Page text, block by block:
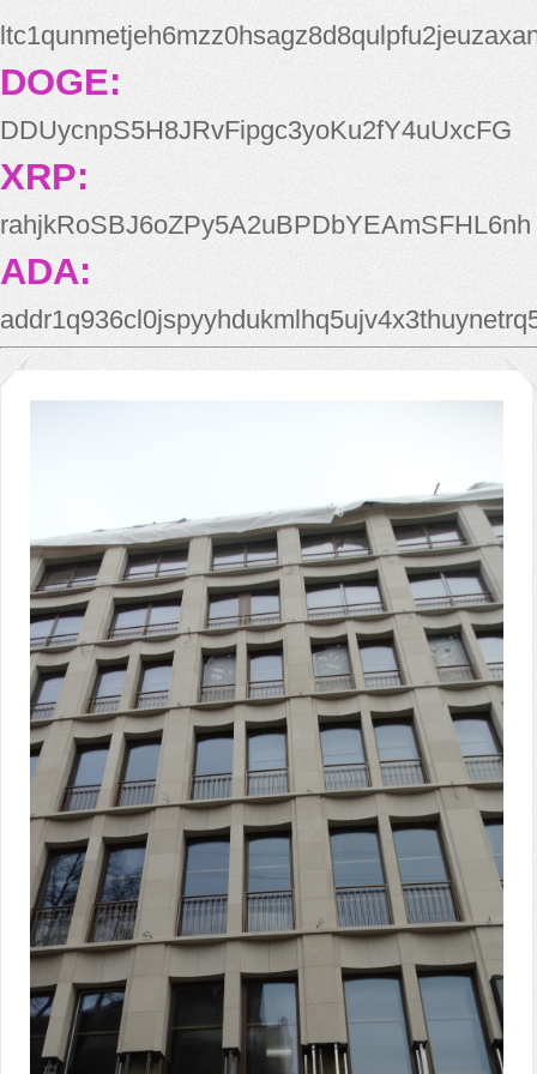
DOGE:
DDUycnpS5H8JRvFipgc3yoKu2fY4uUxcFG
XRP:
rahjkRoSBJ6oZPy5A2uBPDbYEAmSFHL6nh
ADA: